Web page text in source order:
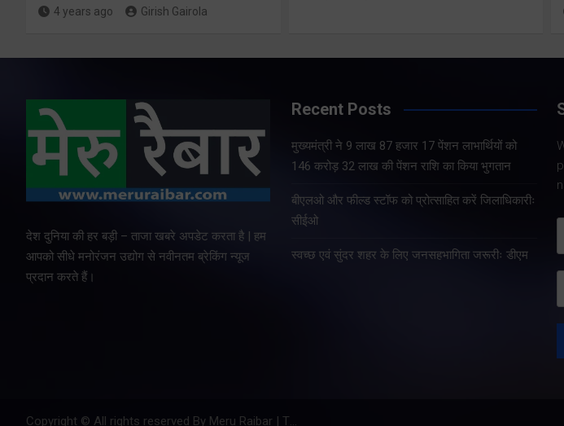
4 years ago Girish Gairola
देश दुनिया की हर बड़ी – ताजा खबरे अपडेट करता है | हम
आपको सीधे मनोरंजन उद्योग से नवीनतम ब्रेकिंग न्यूज
प्रदान करते हैं।
Recent Posts
मुख्यमंत्री ने 9 लाख 87 हजार 17 पेंशन लाभार्थियों को
146 करोड़ 32 लाख की पेंशन राशि का किया भुगतान
बीएलओ और फील्ड स्टॉफ को प्रोत्साहित करें जिलाधिकारीः
सीईओ
स्वच्छ एवं सुंदर शहर के लिए जनसहभागिता जरूरीः डीएम
Share Nowहल्द्वानी। रामलीला
कांग्रेस की विजय शंखनाद रैली में
पार्टी के राष्ट्रीय अध्यक्ष
मल्लिकार्जुन खरगे ने भाजपा और
Copyright © All rights reserved By Meru Raibar | Theme by